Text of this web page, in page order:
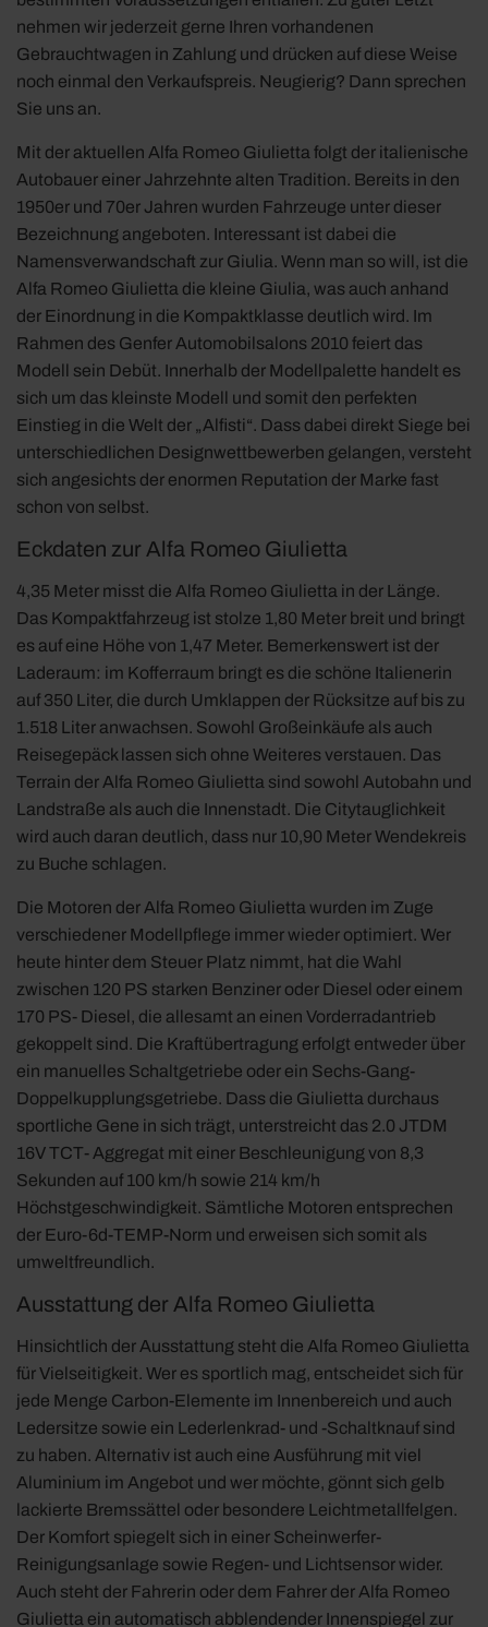
nehmen wir jederzeit gerne Ihren vorhandenen
Gebrauchtwagen in Zahlung und drücken auf diese Weise
noch einmal den Verkaufspreis. Neugierig? Dann sprechen
Sie uns an.
Mit der aktuellen Alfa Romeo Giulietta folgt der italienische
Autobauer einer Jahrzehnte alten Tradition. Bereits in den
1950er und 70er Jahren wurden Fahrzeuge unter dieser
Bezeichnung angeboten. Interessant ist dabei die
Namensverwandschaft zur Giulia. Wenn man so will, ist die
Alfa Romeo Giulietta die kleine Giulia, was auch anhand
der Einordnung in die Kompaktklasse deutlich wird. Im
Rahmen des Genfer Automobilsalons 2010 feiert das
Modell sein Debüt. Innerhalb der Modellpalette handelt es
sich um das kleinste Modell und somit den perfekten
Einstieg in die Welt der „Alfisti“. Dass dabei direkt Siege bei
unterschiedlichen Designwettbewerben gelangen, versteht
sich angesichts der enormen Reputation der Marke fast
schon von selbst.
Eckdaten zur Alfa Romeo Giulietta
4,35 Meter misst die Alfa Romeo Giulietta in der Länge.
Das Kompaktfahrzeug ist stolze 1,80 Meter breit und bringt
es auf eine Höhe von 1,47 Meter. Bemerkenswert ist der
Laderaum: im Kofferraum bringt es die schöne Italienerin
auf 350 Liter, die durch Umklappen der Rücksitze auf bis zu
1.518 Liter anwachsen. Sowohl Großeinkäufe als auch
Reisegepäck lassen sich ohne Weiteres verstauen. Das
Terrain der Alfa Romeo Giulietta sind sowohl Autobahn und
Landstraße als auch die Innenstadt. Die Citytauglichkeit
wird auch daran deutlich, dass nur 10,90 Meter Wendekreis
zu Buche schlagen.
Die Motoren der Alfa Romeo Giulietta wurden im Zuge
verschiedener Modellpflege immer wieder optimiert. Wer
heute hinter dem Steuer Platz nimmt, hat die Wahl
zwischen 120 PS starken Benziner oder Diesel oder einem
170 PS- Diesel, die allesamt an einen Vorderradantrieb
gekoppelt sind. Die Kraftübertragung erfolgt entweder über
ein manuelles Schaltgetriebe oder ein Sechs-Gang-
Doppelkupplungsgetriebe. Dass die Giulietta durchaus
sportliche Gene in sich trägt, unterstreicht das 2.0 JTDM
16V TCT- Aggregat mit einer Beschleunigung von 8,3
Sekunden auf 100 km/h sowie 214 km/h
Höchstgeschwindigkeit. Sämtliche Motoren entsprechen
der Euro-6d-TEMP-Norm und erweisen sich somit als
umweltfreundlich.
Ausstattung der Alfa Romeo Giulietta
Hinsichtlich der Ausstattung steht die Alfa Romeo Giulietta
für Vielseitigkeit. Wer es sportlich mag, entscheidet sich für
jede Menge Carbon-Elemente im Innenbereich und auch
Ledersitze sowie ein Lederlenkrad- und -Schaltknauf sind
zu haben. Alternativ ist auch eine Ausführung mit viel
Aluminium im Angebot und wer möchte, gönnt sich gelb
lackierte Bremssättel oder besondere Leichtmetallfelgen.
Der Komfort spiegelt sich in einer Scheinwerfer-
Reinigungsanlage sowie Regen- und Lichtsensor wider.
Auch steht der Fahrerin oder dem Fahrer der Alfa Romeo
Giulietta ein automatisch abblendender Innenspiegel zur